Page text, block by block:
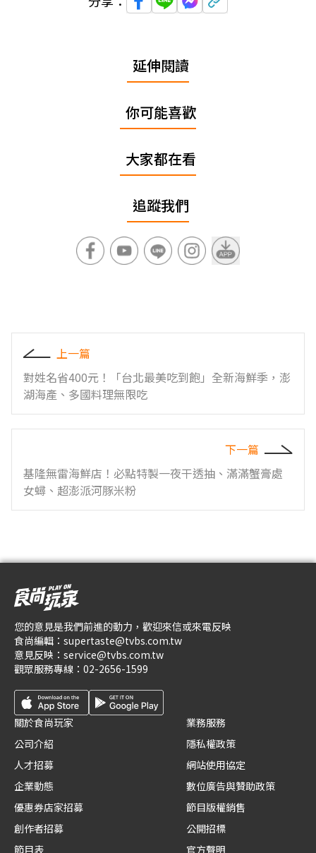
延伸閱讀
你可能喜歡
大家都在看
追蹤我們
上一篇
對姓名省400元！「台北最美吃到飽」全新海鮮季，澎
湖海產、多國料理無限吃
下一篇
基隆無雷海鮮店！必點特製一夜干透抽、滿滿蟹膏處
女蟳、超澎派河豚米粉
您的意見是我們前進的動力，歡迎來信或來電反映
食尚編輯： supertaste@tvbs.com.tw
意見反映： service@tvbs.com.tw
觀眾服務專線： 02-2656-1599
關於食尚玩家
公司介紹
人才招募
企業動態
優惠券店家招募
創作者招募
節目表
業務服務
隱私權政策
網站使用協定
數位廣告與贊助政策
節目版權銷售
公開招標
官方聲明